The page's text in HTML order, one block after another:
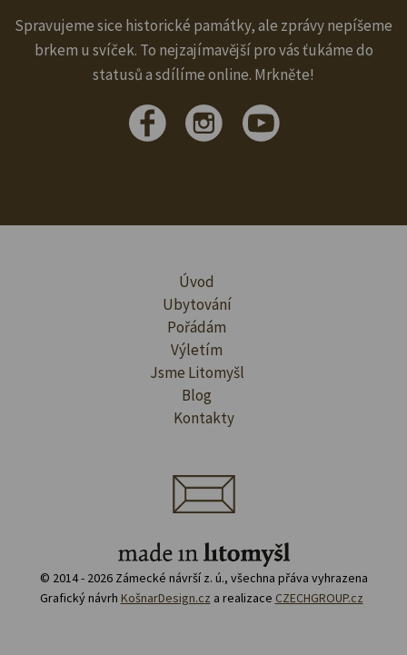
Spravujeme sice historické památky, ale zprávy nepíšeme
brkem u svíček. To nejzajímavější pro vás ťukáme do
statusů a sdílíme online. Mrkněte!
Úvod
Ubytování
Pořádám
Výletím
Jsme Litomyšl
Blog
Kontakty
© 2014 - 2026 Zámecké návrší z. ú., všechna přáva vyhrazena
Grafický návrh KošnarDesign.cz a realizace CZECHGROUP.cz